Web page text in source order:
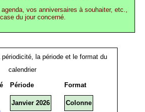
vos anniversaires à souhaiter, etc.,
du jour concerné.
la période et le format du
calendrier
Période
Janvier 2026
Format
Colonne